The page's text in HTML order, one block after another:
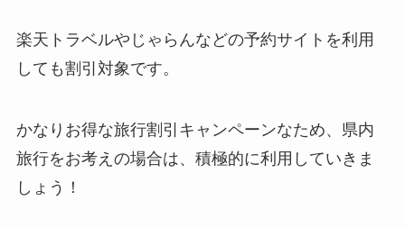
楽天トラベルやじゃらんなどの予約サイトを利用
しても割引対象です。
かなりお得な旅行割引キャンペーンなため、県内
旅行をお考えの場合は、積極的に利用していきま
しょう！